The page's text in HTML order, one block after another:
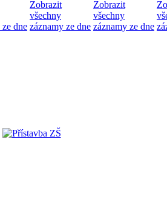
dne
Zobrazit
všechny
záznamy ze dne
Zobrazit
všechny
záznamy ze dne